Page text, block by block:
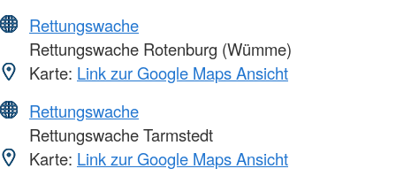
Rettungswache
Rettungswache Rotenburg (Wümme)
Karte: Link zur Google Maps Ansicht
Rettungswache
Rettungswache Tarmstedt
Karte: Link zur Google Maps Ansicht